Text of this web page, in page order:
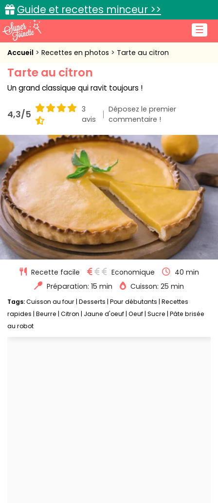
☰
Guide et recettes minceur >>
Accueil
Recettes de cuisine
Cuisine pratique
L'actu cuisine
Connexion
Accueil Recettes en photos Tarte au citron
Tarte au citron
Un grand classique qui ravit toujours !
4,3/5
3
avis
Déposez le premier
commentaire !
Recette facile Economique
40 min
Préparation: 15 min
Cuisson: 25 min
Tags:Cuisson au four Desserts Pour débutants Recettes
rapides Beurre Citron Jaune d'oeuf Oeuf Sucre Pâte brisée
au robot